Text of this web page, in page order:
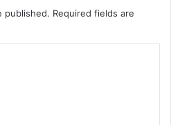
published. Required fields are